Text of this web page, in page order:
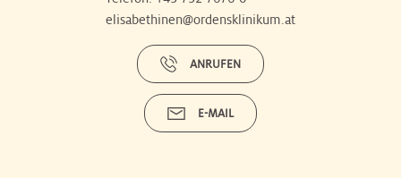
elisabethinen@ordensklinikum.at
ANRUFEN
E-MAIL